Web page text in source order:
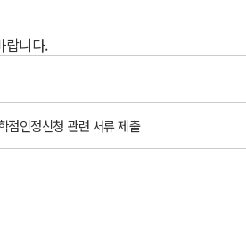
랍니다.
점인정신청 관련 서류 제출